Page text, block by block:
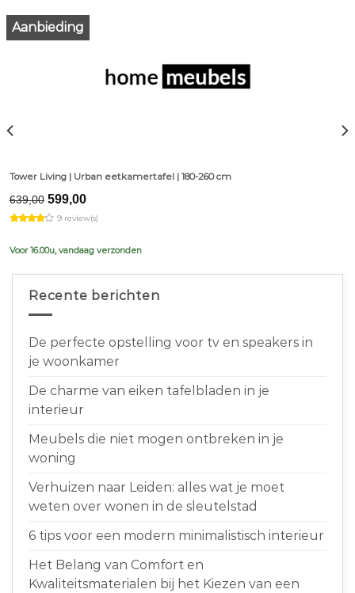
Aanbieding
Tower Living | Urban eetkamertafel | 180-260 cm
639,00 Original
price
was:
599,00Current
is:
9 review(s)
Voor 16.00u, vandaag verzonden
Recente berichten
De perfecte opstelling voor tv en speakers in
je woonkamer
De charme van eiken tafelbladen in je
interieur
Meubels die niet mogen ontbreken in je
woning
Verhuizen naar Leiden: alles wat je moet
weten over wonen in de sleutelstad
6 tips voor een modern minimalistisch interieur
Het Belang van Comfort en
Kwaliteitsmaterialen bij het Kiezen van een